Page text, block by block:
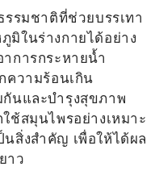
รรมชาติที่ช่วยบรรเทา
ในร่างกายได้อย่าง
การกระหายน้ำ
ความร้อนเกิน
นและบำรุงสุขภาพ
ช้สมุนไพรอย่างเหมาะ
สิ่งสำคัญ เพื่อให้ได้ผล
าว